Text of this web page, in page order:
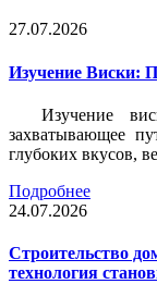
27.07.2026
Изучение Виски:
Изучение
захватывающее
глубоких вкусов,
Подробнее
24.07.2026
Строительство
технология